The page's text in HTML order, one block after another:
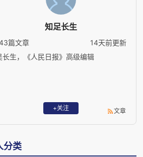
知足长生
篇文章
14天前更新
长生，《人民日报》高级编辑
+关注 文章
分类